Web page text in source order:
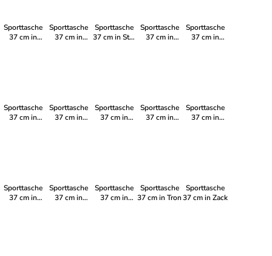
Sporttasche
37 cm in
Sporttasche
37 cm in
Sporttasche
37 cm in Star
Sporttasche
37 cm in
Sporttasche
37 cm in
Sporttasche
37 cm in
Sporttasche
37 cm in
Sporttasche
37 cm in
Sporttasche
37 cm in
Sporttasche
37 cm in
Sporttasche
37 cm in
Sporttasche
37 cm in
Sporttasche
37 cm in
Sporttasche
37 cm in Tron
Sporttasche
37 cm in Zack